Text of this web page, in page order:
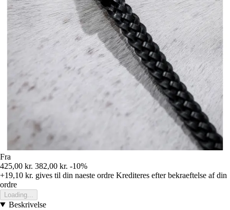
Fra
425,00 kr. 382,00 kr. -10%
+19,10 kr. gives til din naeste ordre Krediteres efter bekraeftelse af din
ordre
Loading...
Beskrivelse